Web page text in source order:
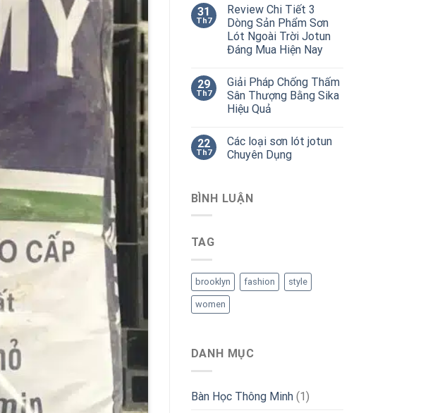
31
Th7
Review Chi Tiết 3
Dòng Sản Phẩm Sơn
Lót Ngoài Trời Jotun
Đáng Mua Hiện Nay
29
Th7
Giải Pháp Chống Thấm
Sân Thượng Bằng Sika
Hiệu Quả
22
Th7
Các loại sơn lót jotun
Chuyên Dụng
BÌNH LUẬN
TAG
brooklyn fashion style
women
DANH MỤC
Bàn Học Thông Minh(1)